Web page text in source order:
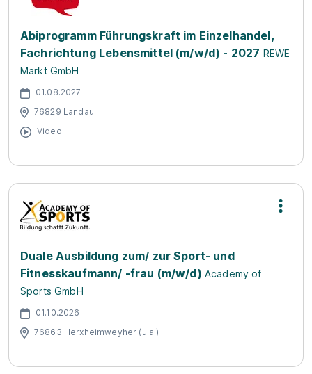
Abiprogramm Führungskraft im Einzelhandel,
Fachrichtung Lebensmittel (m/w/d) - 2027 REWE
Markt GmbH
01.08.2027
76829 Landau
Video
Duale Ausbildung zum/ zur Sport- und
Fitnesskaufmann/ -frau (m/w/d) Academy of
Sports GmbH
01.10.2026
76863 Herxheimweyher (u.a.)